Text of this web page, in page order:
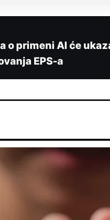
o primeni AI će
EPS-a